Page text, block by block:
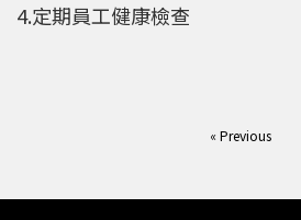
4.定期員工健康檢查
« Previous